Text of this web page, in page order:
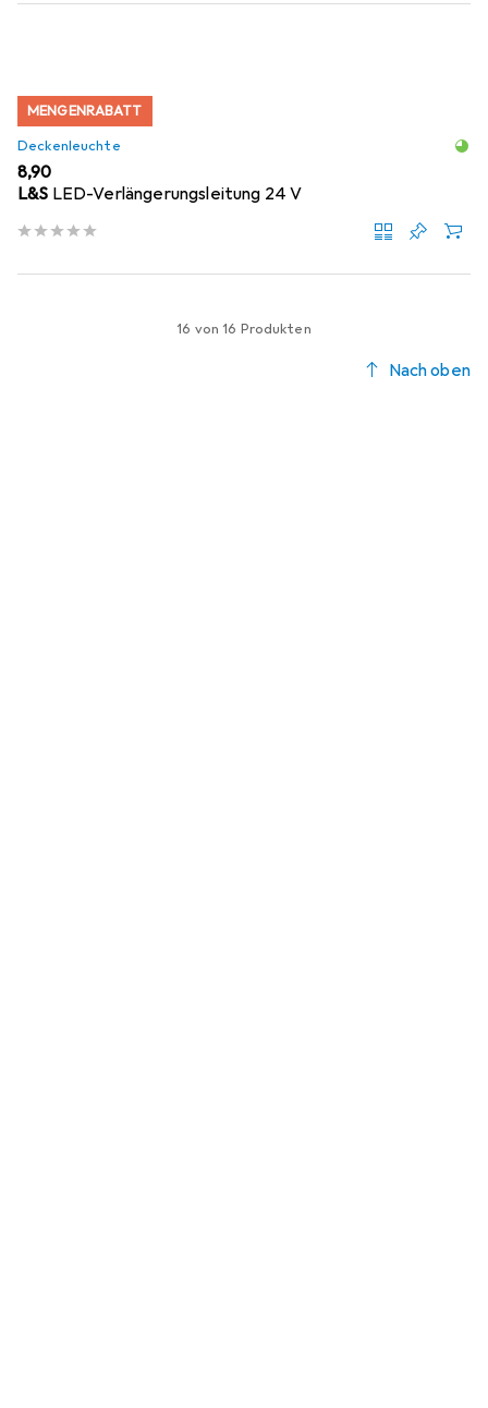
MENGENRABATT
Deckenleuchte
EUR
8,90
L&S LED-Verlängerungsleitung 24 V
16 von 16 Produkten
Nach oben